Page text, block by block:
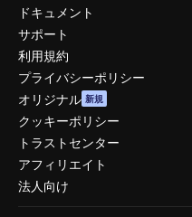
ドキュメント
サポート
利用規約
プライバシーポリシー
オリジナル 新規
クッキーポリシー
トラストセンター
アフィリエイト
法人向け